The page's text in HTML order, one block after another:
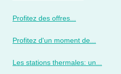
Profitez des offres...
Profitez d'un moment de...
Les stations thermales: un...